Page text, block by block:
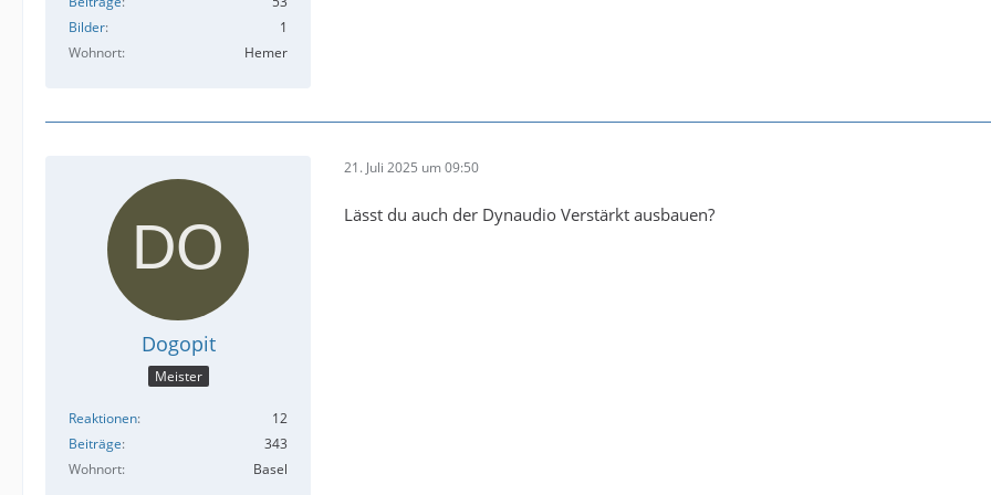
Bilder
1
Wohnort
Hemer
Dogopit
Meister
Reaktionen
12
Beiträge
343
Wohnort
Basel
21. Juli 2025 um 09:50
Lässt du auch der Dynaudio Verstärkt ausbauen?